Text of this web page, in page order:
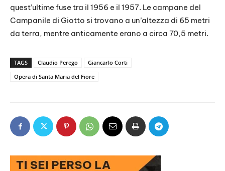
quest’ultime fuse tra il 1956 e il 1957. Le campane del
Campanile di Giotto si trovano a un’altezza di 65 metri
da terra, mentre anticamente erano a circa 70,5 metri.
TAGS Claudio Perego
Giancarlo Corti
Opera di Santa Maria del Fiore